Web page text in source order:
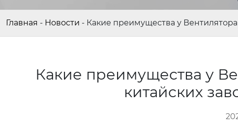
Главная - Новости - Какие преимущества у
Какие преимущества у
китайских